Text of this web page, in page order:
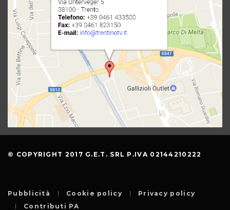
© COPYRIGHT 2017 G.E.T. SRL P.IVA 02144210222
Pubblicità Cookie policy
Privacy policy
Contributi PA